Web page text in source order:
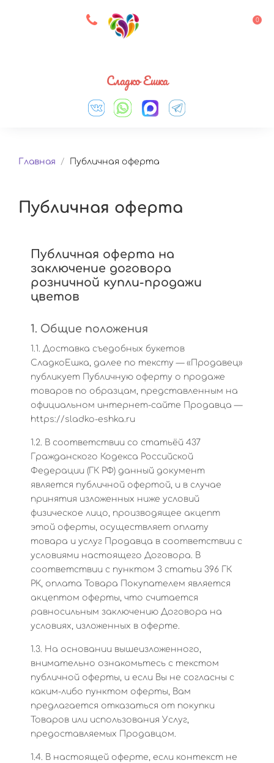
8 927 083 33 05 0
Сладко Ешка
Главная / Публичная оферта
Публичная оферта
Публичная оферта на
заключение договора
розничной купли-продажи
цветов
1. Общие положения
1.1. Доставка съедобных букетов
СладкоЕшка, далее по тексту — «Продавец»
публикует Публичную оферту о продаже
товаров по образцам, представленным на
официальном интернет-сайте Продавца —
https://sladko-eshka.ru
1.2. В соответствии со статьёй 437
Гражданского Кодекса Российской
Федерации (ГК РФ) данный документ
является публичной офертой, и в случае
принятия изложенных ниже условий
физическое лицо, производящее акцепт
этой оферты, осуществляет оплату
товара и услуг Продавца в соответствии с
условиями настоящего Договора. В
соответствии с пунктом 3 статьи 396 ГК
РК, оплата Товара Покупателем является
акцептом оферты, что считается
равносильным заключению Договора на
условиях, изложенных в оферте.
1.3. На основании вышеизложенного,
внимательно ознакомьтесь с текстом
публичной оферты, и если Вы не согласны с
каким-либо пунктом оферты, Вам
предлагается отказаться от покупки
Товаров или использования Услуг,
предоставляемых Продавцом.
1.4. В настоящей оферте, если контекст не